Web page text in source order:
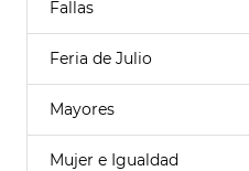
Fallas
Feria de Julio
Mayores
Mujer e Igualdad